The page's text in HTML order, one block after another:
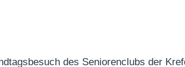
des Seniorenclubs der